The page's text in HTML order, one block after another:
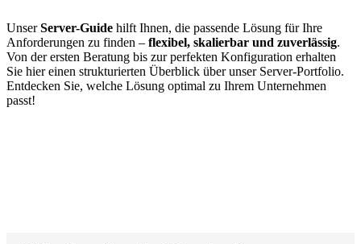
UnserServer-Guide hilft Ihnen, die passende Lösung für Ihre
Anforderungen zu finden – flexibel, skalierbar und zuverlässig.
Von der ersten Beratung bis zur perfekten Konfiguration erhalten
Sie hier einen strukturierten Überblick über unser Server-Portfolio.
Entdecken Sie, welche Lösung optimal zu Ihrem Unternehmen
passt!